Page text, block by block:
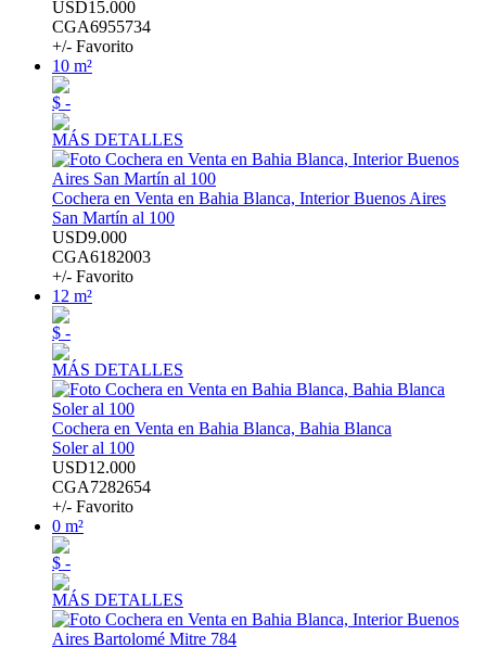
USD15.000
CGA6955734
+/- Favorito
10 m²
$ -
MÁS DETALLES
Cochera en Venta en Bahia Blanca, Interior Buenos Aires
San Martín al 100
USD9.000
CGA6182003
+/- Favorito
12 m²
$ -
MÁS DETALLES
Cochera en Venta en Bahia Blanca, Bahia Blanca
Soler al 100
USD12.000
CGA7282654
+/- Favorito
0 m²
$ -
MÁS DETALLES